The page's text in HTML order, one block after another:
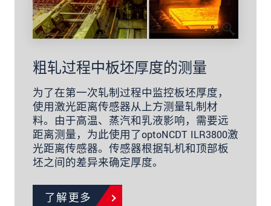
粗轧过程中板坯厚度的测量
为了在第一次轧制过程中监控板坯厚度，
使用激光距离传感器从上方测量轧制材
料。由于高温、蒸汽和乳液影响，需要远
距离测量，为此使用了optoNCDT ILR3800激
光距离传感器。传感器根据轧机和顶部板
坯之间的差异来确定厚度。
了解更多